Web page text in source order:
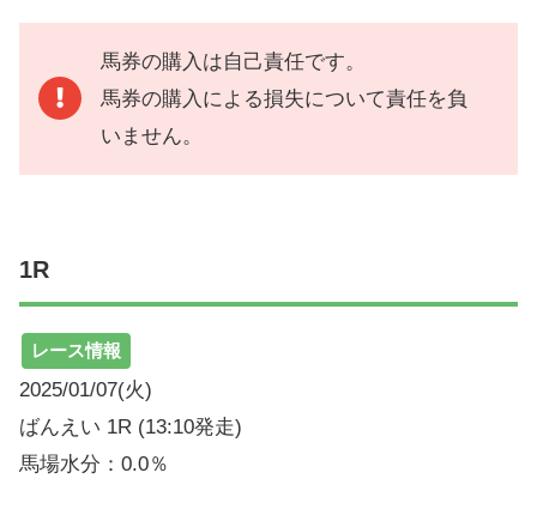
馬券の購入は自己責任です。
馬券の購入による損失について責任を負
いません。
1R
レース情報
2025/01/07(火)
ばんえい 1R (13:10発走)
馬場水分：0.0％